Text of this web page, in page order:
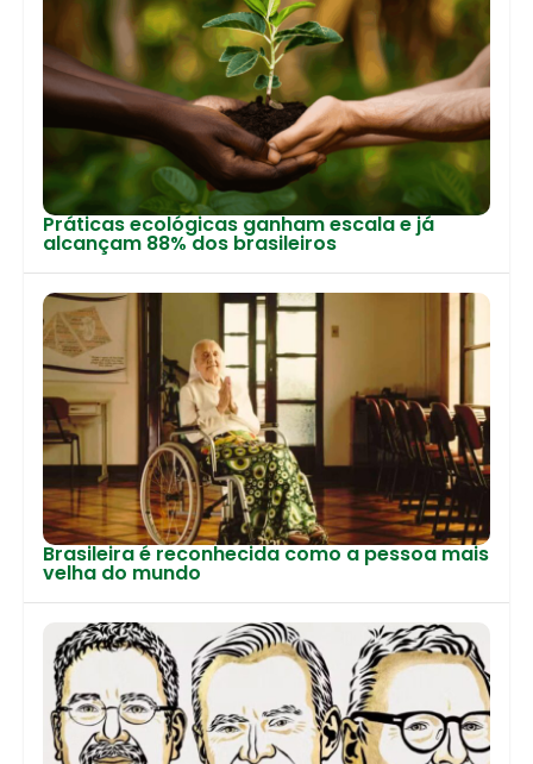
Práticas ecológicas ganham escala e já
alcançam 88% dos brasileiros
Brasileira é reconhecida como a pessoa mais
velha do mundo